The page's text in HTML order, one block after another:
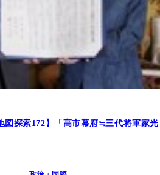
図探索172】「高市幕府≒三代将軍家光